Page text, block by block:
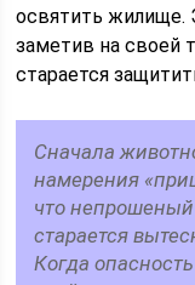
освятить жилище.
заметив на своей
старается
Сначала
намерения
что непрошеный
старается
Когда